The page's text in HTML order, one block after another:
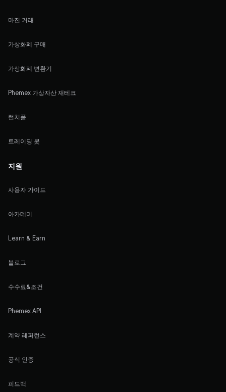
마진 거래
가상화폐 구매
가상화폐 변환기
Phemex 가상자산 재테크
런치풀
트레이딩 봇
지원
사용자 가이드
아카데미
Learn & Earn
블로그
수수료&조건
Phemex API
계약 레퍼런스
공식 인증
피드백